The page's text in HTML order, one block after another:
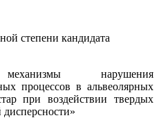
степени кандидата
механизмы нарушения
процессов в альвеолярных
при воздействии твердых